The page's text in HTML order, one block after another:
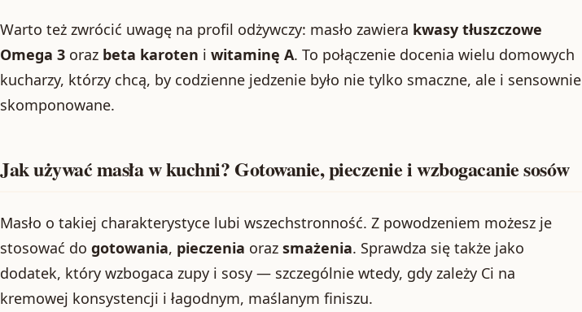
Warto też zwrócić uwagę na profil odżywczy: masło zawiera kwasy tłuszczowe
Omega 3 oraz beta karoten i witaminę A. To połączenie docenia wielu domowych
kucharzy, którzy chcą, by codzienne jedzenie było nie tylko smaczne, ale i sensownie
skomponowane.
Jak używać masła w kuchni? Gotowanie, pieczenie i wzbogacanie sosów
Masło o takiej charakterystyce lubi wszechstronność. Z powodzeniem możesz je
stosować do gotowania, pieczenia oraz smażenia. Sprawdza się także jako
dodatek, który wzbogaca zupy i sosy — szczególnie wtedy, gdy zależy Ci na
kremowej konsystencji i łagodnym, maślanym finiszu.